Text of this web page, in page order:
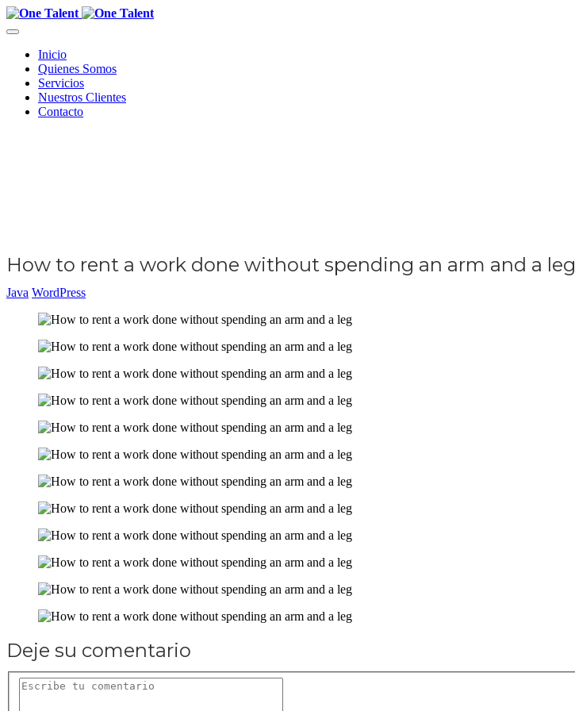
Inicio
Quienes Somos
Servicios
Nuestros Clientes
Contacto
How to rent a work done without spending an arm and a leg
Java WordPress
Deje su comentario